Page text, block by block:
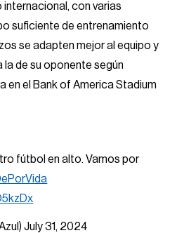
con varias
suficiente de entrenamiento
se adapten mejor al equipo y
la de su oponente según
en el Bank of America Stadium
fútbol en alto. Vamos por
July 31, 2024